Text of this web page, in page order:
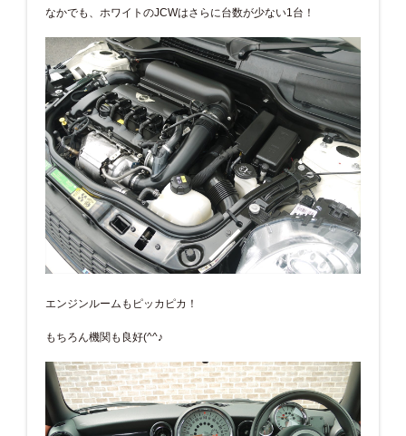
なかでも、ホワイトのJCWはさらに台数が少ない1台！
エンジンルームもピッカピカ！
もちろん機関も良好(^^♪